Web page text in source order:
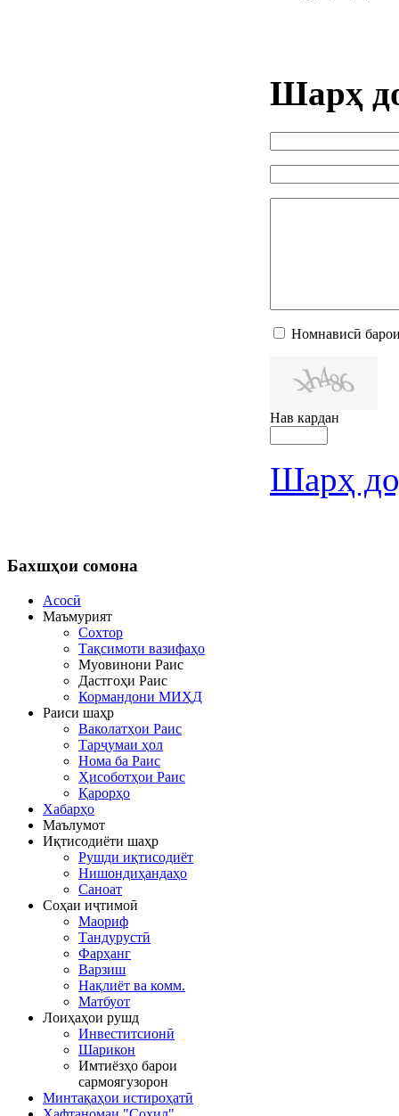
Шарҳ
Номнависӣ
Нав кардан
Шарҳ
Бахшҳои сомона
Асосӣ
Маъмурият
Сохтор
Тақсимоти вазифаҳо
Муовинони Раис
Дастгоҳи Раис
Кормандони МИҲД
Раиси шаҳр
Ваколатҳои Раис
Тарҷумаи ҳол
Нома ба Раис
Ҳисоботҳои Раис
Қарорҳо
Хабарҳо
Маълумот
Иқтисодиёти шаҳр
Рушди иқтисодиёт
Нишондиҳандаҳо
Саноат
Соҳаи иҷтимоӣ
Маориф
Тандурустӣ
Фарҳанг
Варзиш
Нақлиёт ва комм.
Матбуот
Лоиҳаҳои рушд
Инвеститсионӣ
Шарикон
Имтиёзҳо барои
сармоягузорон
Минтақаҳои истироҳатӣ